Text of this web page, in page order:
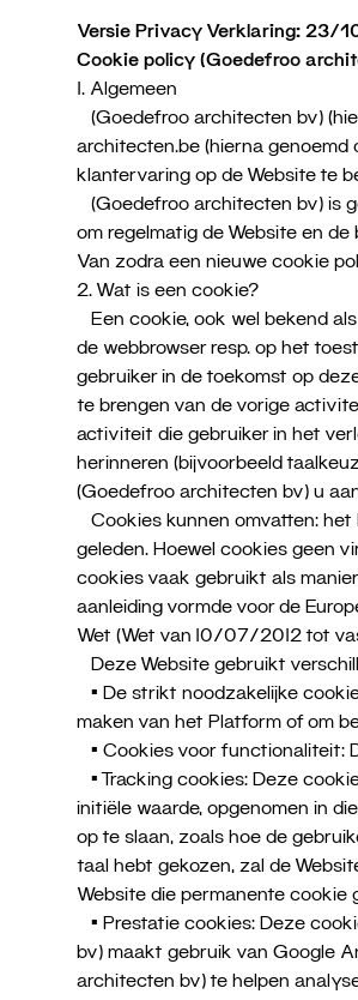
Versie Privacy Verklaring: 23/
Cookie policy (Goedefroo
1. Algemeen
(Goedefroo architecten bv)
architecten.be (hierna genoemd
klantervaring op de Website te
(Goedefroo architecten bv) is
om regelmatig de Website en
Van zodra een nieuwe cookie
2. Wat is een cookie?
Een cookie, ook wel bekend
de webbrowser resp. op het
gebruiker in de toekomst op
te brengen van de vorige
activiteit die gebruiker in het
herinneren (bijvoorbeeld
(Goedefroo architecten bv) u
Cookies kunnen omvatten: het
geleden. Hoewel cookies geen
cookies vaak gebruikt als
aanleiding vormde voor de
Wet (Wet van 10/07/2012 tot
Deze Website gebruikt
• De strikt noodzakelijke
maken van het Platform of om
• Cookies voor functionaliteit:
• Tracking cookies: Deze
initiële waarde, opgenomen in
op te slaan, zoals hoe de
taal hebt gekozen, zal de
Website die permanente cookie
• Prestatie cookies: Deze
bv) maakt gebruik van Google
architecten bv) te helpen